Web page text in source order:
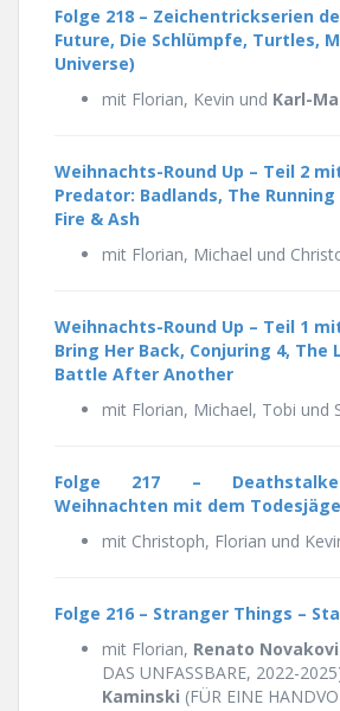
Folge 218 – Zeichentrickserien
Future, Die Schlümpfe, Turtles,
Universe)
mit Florian, Kevin und Karl-
Weihnachts-Round Up – Teil 2
Predator: Badlands, The
Fire & Ash
mit Florian, Michael und
Weihnachts-Round Up – Teil 1
Bring Her Back, Conjuring 4, The
Battle After Another
mit Florian, Michael, Tobi und
Folge 217 –
Weihnachten mit dem
mit Christoph, Florian und
Folge 216 – Stranger Things –
mit Florian, Renato
DAS UNFASSBARE, 2022-
Kaminski (FÜR EINE